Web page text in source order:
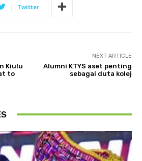
Twitter
Kiulu
to
NEXT ARTICLE
Alumni KTYS aset penting
sebagai duta kolej